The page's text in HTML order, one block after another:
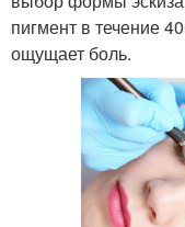
пигмент в течение
ощущает боль.